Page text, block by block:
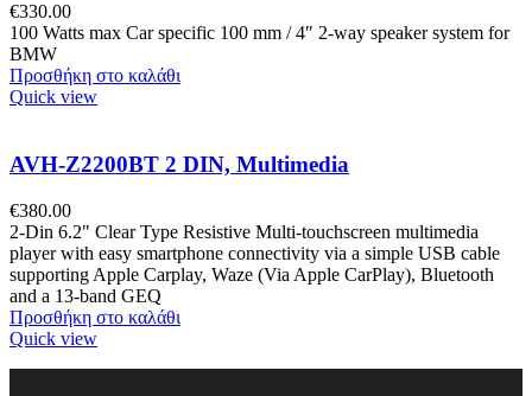
€330.00
100 Watts max Car specific 100 mm / 4″ 2-way speaker system for
BMW
Προσθήκη στο καλάθι
Quick view
AVH-Z2200BT 2 DIN, Multimedia
€380.00
2-Din 6.2" Clear Type Resistive Multi-touchscreen multimedia
player with easy smartphone connectivity via a simple USB cable
supporting Apple Carplay, Waze (Via Apple CarPlay), Bluetooth
and a 13-band GEQ
Προσθήκη στο καλάθι
Quick view